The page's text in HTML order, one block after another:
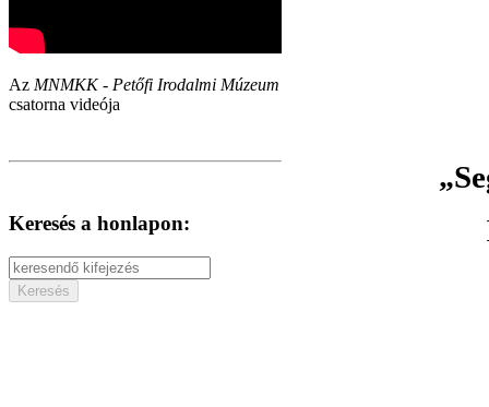
Az MNMKK - Petőfi Irodalmi Múzeum
csatorna videója
Keresés a honlapon:
„